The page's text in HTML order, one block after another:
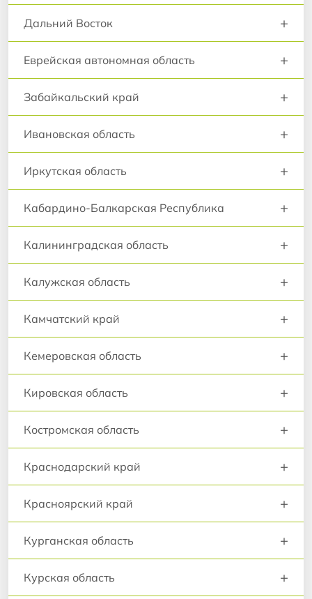
Дальний Восток +
Еврейская автономная область +
Забайкальский край +
Ивановская область +
Иркутская область +
Кабардино-Балкарская Республика +
Калининградская область +
Калужская область +
Камчатский край +
Кемеровская область +
Кировская область +
Костромская область +
Краснодарский край +
Красноярский край +
Курганская область +
Курская область +